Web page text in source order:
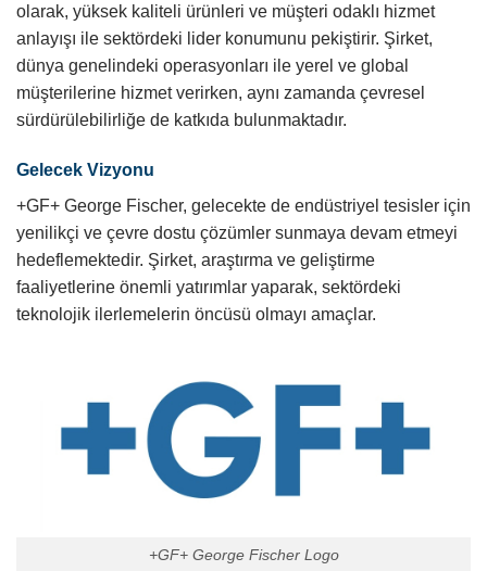
olarak, yüksek kaliteli ürünleri ve müşteri odaklı hizmet
anlayışı ile sektördeki lider konumunu pekiştirir. Şirket,
dünya genelindeki operasyonları ile yerel ve global
müşterilerine hizmet verirken, aynı zamanda çevresel
sürdürülebilirliğe de katkıda bulunmaktadır.
Gelecek Vizyonu
+GF+ George Fischer, gelecekte de endüstriyel tesisler için
yenilikçi ve çevre dostu çözümler sunmaya devam etmeyi
hedeflemektedir. Şirket, araştırma ve geliştirme
faaliyetlerine önemli yatırımlar yaparak, sektördeki
teknolojik ilerlemelerin öncüsü olmayı amaçlar.
+GF+ George Fischer Logo